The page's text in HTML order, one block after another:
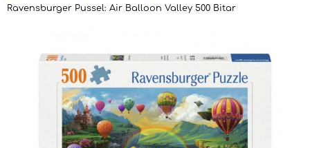
Ravensburger Pussel: Air Balloon Valley 500 Bitar